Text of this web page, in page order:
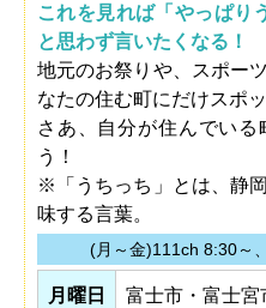
これを見れば「やっぱり
と思わず言いたくなる！
地元のお祭りや、スポー
なたの住む町にだけスポ
さあ、自分が住んでい
う！
※「うちっち」とは、静
味する言葉。
(月～金)111ch 8:30～
月曜日 富士市・富士宮